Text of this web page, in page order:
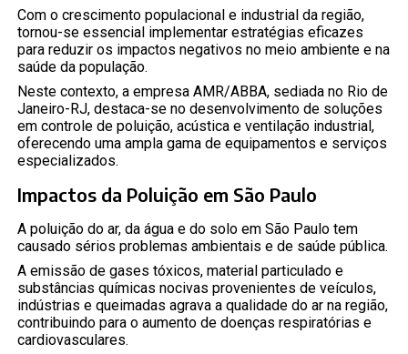
Com o crescimento populacional e industrial da região,
tornou-se essencial implementar estratégias eficazes
para reduzir os impactos negativos no meio ambiente e na
saúde da população.
Neste contexto, a empresa AMR/ABBA, sediada no Rio de
Janeiro-RJ, destaca-se no desenvolvimento de soluções
em controle de poluição, acústica e ventilação industrial,
oferecendo uma ampla gama de equipamentos e serviços
especializados.
Impactos da Poluição em São Paulo
A poluição do ar, da água e do solo em São Paulo tem
causado sérios problemas ambientais e de saúde pública.
A emissão de gases tóxicos, material particulado e
substâncias químicas nocivas provenientes de veículos,
indústrias e queimadas agrava a qualidade do ar na região,
contribuindo para o aumento de doenças respiratórias e
cardiovasculares.